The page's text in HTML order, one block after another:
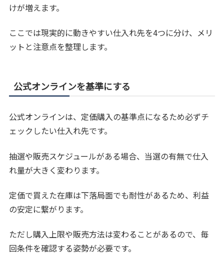
けが増えます。
ここでは現実的に動きやすい仕入れ先を4つに分け、メリ
ットと注意点を整理します。
公式オンラインを基準にする
公式オンラインは、定価購入の基準点になるため必ずチ
ェックしたい仕入れ先です。
抽選や販売スケジュールがある場合、当選の有無で仕入
れ量が大きく変わります。
定価で買えた在庫は下落局面でも耐性があるため、利益
の安定に繋がります。
ただし購入上限や販売方法は変わることがあるので、毎
回条件を確認する姿勢が必要です。